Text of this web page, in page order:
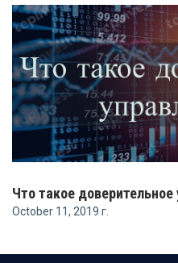
Что такое доверительное
October 11, 2019 г.